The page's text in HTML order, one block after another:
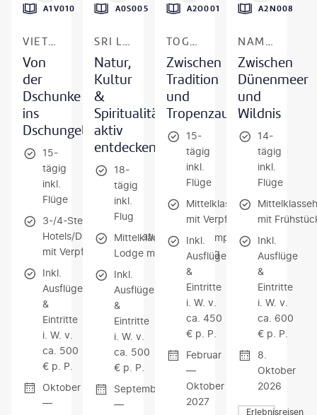
A1V010
VIETNAM
Von
der
Dschunke
ins
Dschungelgrün
15-
tägig
inkl.
Flüge
3-/4-Sterne-
Hotels/Dschunke/Privatunterkünfte
mit Verpflegung
Inkl.
Ausflüge
&
Eintritte
i. W. v.
ca. 500
€ p. P.
Oktober
—
A0S005
SRI LANKA
Natur,
Kultur
&
Spiritualität
aktiv
entdecken
18-
tägig
inkl.
Flug
Mittelklassehotels/Glamping
Lodge mit Verpflegung
Inkl.
Ausflüge
&
Eintritte
i. W. v.
ca. 500
€ p. P.
September
—
A2O001
TOGO & BENIN
Zwischen
Tradition
und
Tropenzauber
15-
tägig
inkl.
Flüge
Mittelklassehotels
mit Verpflegung
Inkl.
Ausflüge
&
Eintritte
i. W. v.
ca. 450
€ p. P.
Februar
—
Oktober
2027
A2N008
NAMIBIA
Zwischen
Dünenmeer
und
Wildnis
14-
tägig
inkl.
Flüge
mit
Inkl.
Ausflüge
&
Eintritte
i. W. v.
ca. 600
€ p. P.
8.
Oktober
2026
Erlebnisreisen